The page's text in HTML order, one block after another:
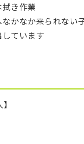
き作業
なかなか来られない
ています